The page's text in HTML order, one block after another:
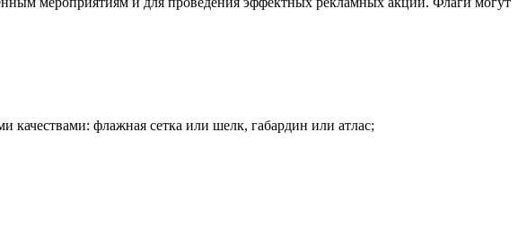
флажная сетка или шелк, габардин или атлас;